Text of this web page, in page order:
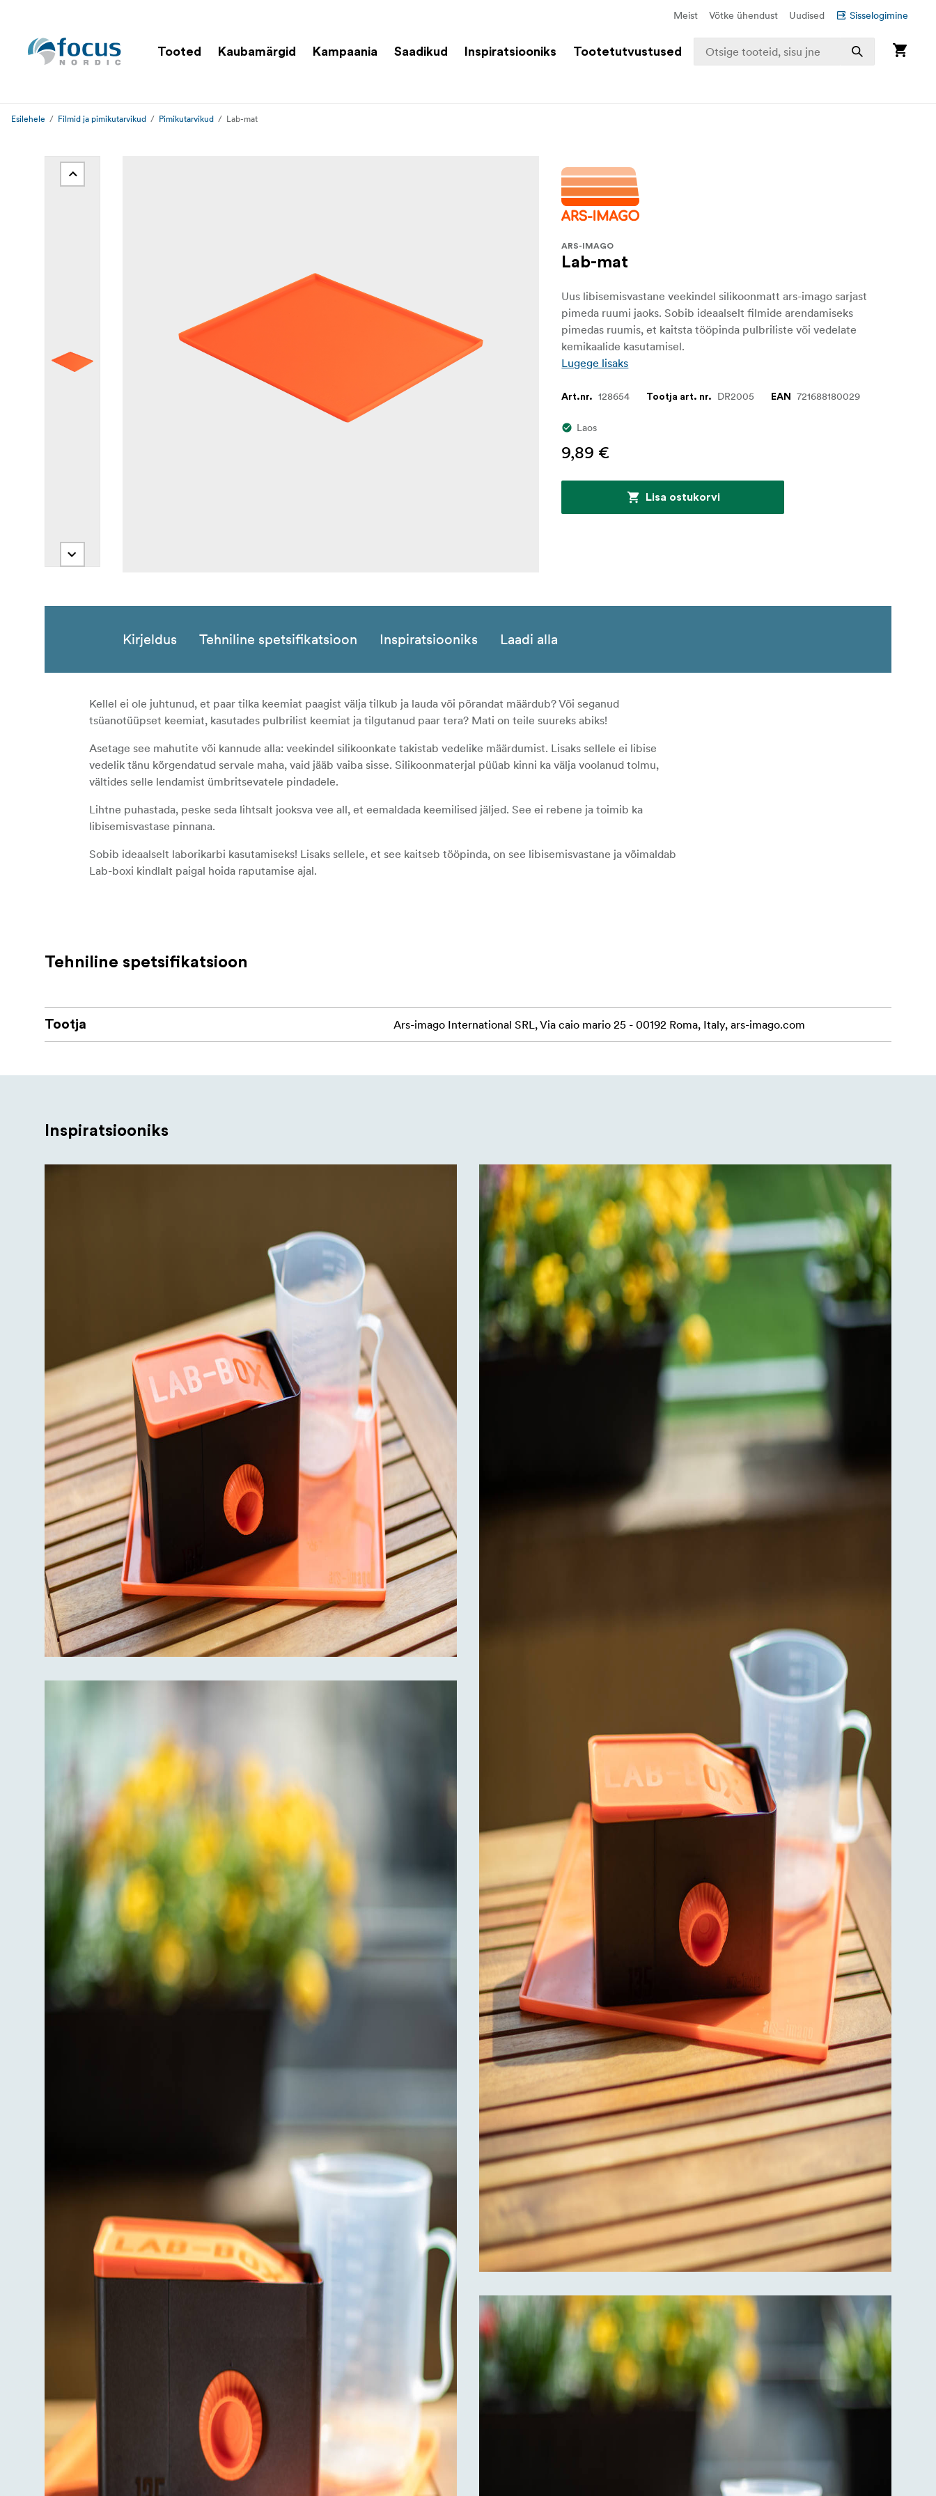
Meist Võtke ühendust Uudised Sisselogimine
Tooted Kaubamärgid Kampaania Saadikud Inspiratsiooniks Tootetutvustused
Esilehele Filmid ja pimikutarvikud Pimikutarvikud Lab-mat
ARS-IMAGO
Lab-mat
Uus libisemisvastane veekindel silikoonmatt ars-imago sarjast
pimeda ruumi jaoks. Sobib ideaalselt filmide arendamiseks
pimedas ruumis, et kaitsta tööpinda pulbriliste või vedelate
kemikaalide kasutamisel.
Lugege lisaks
Art.nr. 128654 Tootja art. nr. DR2005 EAN 721688180029
Laos
9,89 €
Lisa ostukorvi
Kirjeldus Tehniline spetsifikatsioon Inspiratsiooniks Laadi alla
Kellel ei ole juhtunud, et paar tilka keemiat paagist välja tilkub ja lauda või põrandat määrdub? Või seganud
tsüanotüüpset keemiat, kasutades pulbrilist keemiat ja tilgutanud paar tera? Mati on teile suureks abiks!
Asetage see mahutite või kannude alla: veekindel silikoonkate takistab vedelike määrdumist. Lisaks sellele ei libise
vedelik tänu kõrgendatud servale maha, vaid jääb vaiba sisse. Silikoonmaterjal püüab kinni ka välja voolanud tolmu,
vältides selle lendamist ümbritsevatele pindadele.
Lihtne puhastada, peske seda lihtsalt jooksva vee all, et eemaldada keemilised jäljed. See ei rebene ja toimib ka
libisemisvastase pinnana.
Sobib ideaalselt laborikarbi kasutamiseks! Lisaks sellele, et see kaitseb tööpinda, on see libisemisvastane ja võimaldab
Lab-boxi kindlalt paigal hoida raputamise ajal.
Veekindel
Lihtne pesta
Kaitsev
Tehniline spetsifikatsioon
Tootja Ars-imago International SRL, Via caio mario 25 - 00192 Roma, Italy, ars-imago.com
Inspiratsiooniks